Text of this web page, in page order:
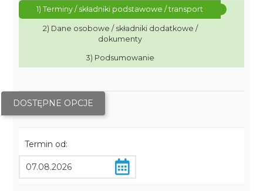
1) Terminy / składniki podstawowe / transport
2) Dane osobowe / składniki dodatkowe /
dokumenty
3) Podsumowanie
DOSTĘPNE OPCJE
Termin od: